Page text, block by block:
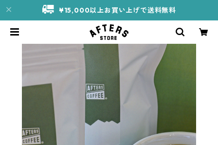
¥15,000以上お買い上げで送料無料